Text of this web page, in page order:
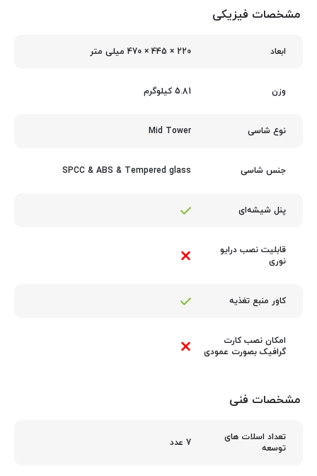
مشخصات فیزیکی
ابعاد 220 × 445 × 470 میلی‌ متر
وزن 5.81 کیلوگرم
نوع شاسی Mid Tower
جنس شاسی SPCC & ABS & Tempered glass
پنل شیشه‌ای
قابلیت نصب درایو
نوری
کاور منبع تغذیه
امکان نصب کارت
گرافیک بصورت عمودی
مشخصات فنی
تعداد اسلات های
توسعه
7 عدد